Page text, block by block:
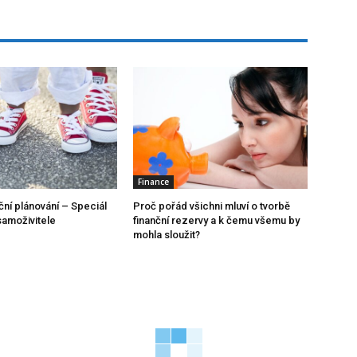
plánování – Speciál
Finance
Proč pořád všichni mluví o tvorbě
finanční rezervy a k čemu všemu by
mohla sloužit?